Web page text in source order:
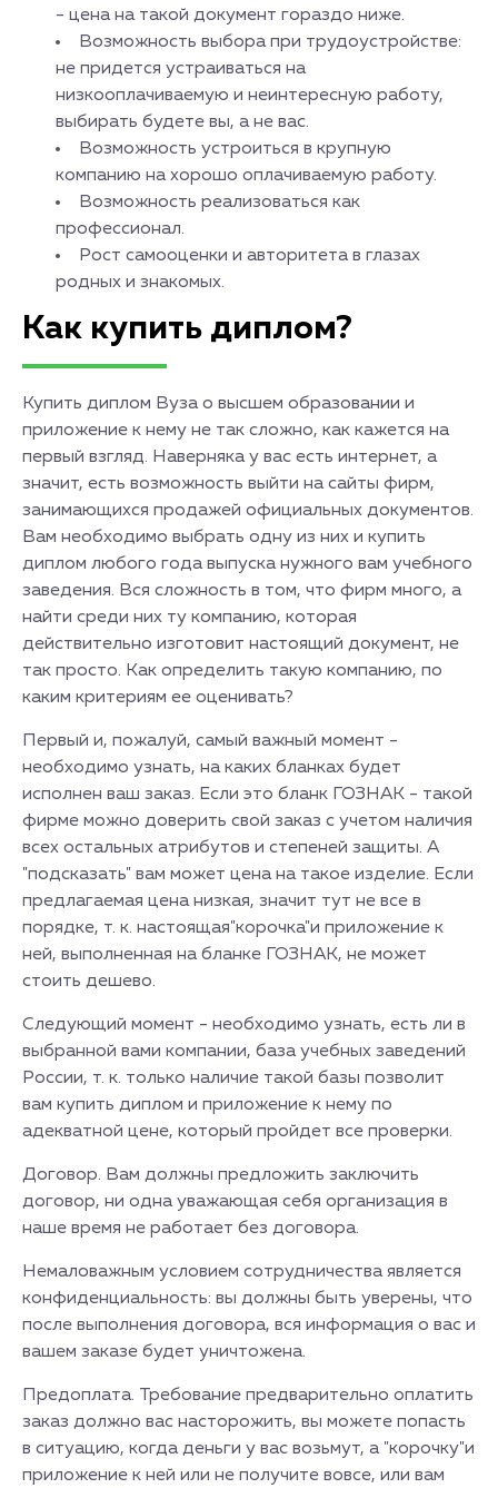
- цена на такой документ гораздо ниже.
Возможность выбора при трудоустройстве:
не придется устраиваться на
низкооплачиваемую и неинтересную работу,
выбирать будете вы, а не вас.
Возможность устроиться в крупную
компанию на хорошо оплачиваемую работу.
Возможность реализоваться как
профессионал.
Рост самооценки и авторитета в глазах
родных и знакомых.
Как купить диплом?
Купить диплом Вуза о высшем образовании и
приложение к нему не так сложно, как кажется на
первый взгляд. Наверняка у вас есть интернет, а
значит, есть возможность выйти на сайты фирм,
занимающихся продажей официальных документов.
Вам необходимо выбрать одну из них и купить
диплом любого года выпуска нужного вам учебного
заведения. Вся сложность в том, что фирм много, а
найти среди них ту компанию, которая
действительно изготовит настоящий документ, не
так просто. Как определить такую компанию, по
каким критериям ее оценивать?
Первый и, пожалуй, самый важный момент -
необходимо узнать, на каких бланках будет
исполнен ваш заказ. Если это бланк ГОЗНАК - такой
фирме можно доверить свой заказ с учетом наличия
всех остальных атрибутов и степеней защиты. А
"подсказать" вам может цена на такое изделие. Если
предлагаемая цена низкая, значит тут не все в
порядке, т. к. настоящая"корочка"и приложение к
ней, выполненная на бланке ГОЗНАК, не может
стоить дешево.
Следующий момент - необходимо узнать, есть ли в
выбранной вами компании, база учебных заведений
России, т. к. только наличие такой базы позволит
вам купить диплом и приложение к нему по
адекватной цене, который пройдет все проверки.
Договор. Вам должны предложить заключить
договор, ни одна уважающая себя организация в
наше время не работает без договора.
Немаловажным условием сотрудничества является
конфиденциальность: вы должны быть уверены, что
после выполнения договора, вся информация о вас и
вашем заказе будет уничтожена.
Предоплата. Требование предварительно оплатить
заказ должно вас насторожить, вы можете попасть
в ситуацию, когда деньги у вас возьмут, а "корочку"и
приложение к ней или не получите вовсе, или вам